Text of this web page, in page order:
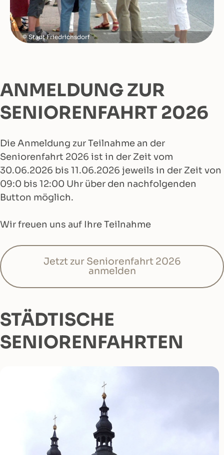
Stadt Friedrichsdorf
ANMELDUNG ZUR
SENIORENFAHRT 2026
Die Anmeldung zur Teilnahme an der
Seniorenfahrt 2026 ist in der Zeit vom
30.06.2026 bis 11.06.2026 jeweils in der Zeit von
09:0 bis 12:00 Uhr über den nachfolgenden
Button möglich.
Wir freuen uns auf Ihre Teilnahme
Jetzt zur Seniorenfahrt 2026
anmelden
STÄDTISCHE
SENIORENFAHRTEN